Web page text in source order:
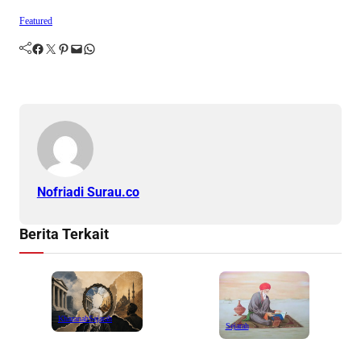
Featured
Facebook Twitter Pinterest Mail WhatsApp
Nofriadi Surau.co
Berita Terkait
KhazanahSejarah
Sejarah